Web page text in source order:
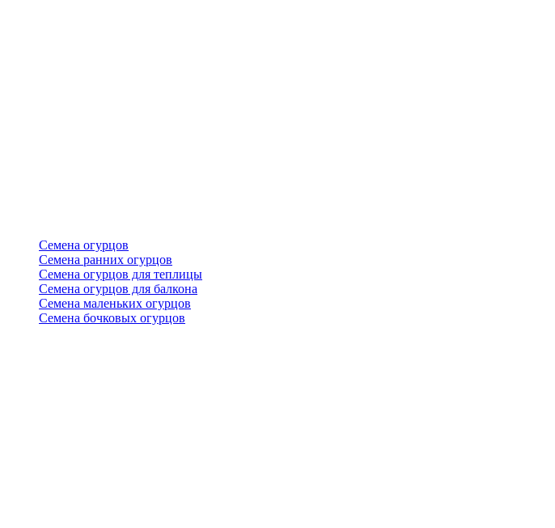
Семена огурцов
Семена ранних огурцов
Семена огурцов для теплицы
Семена огурцов для балкона
Семена маленьких огурцов
Семена бочковых огурцов